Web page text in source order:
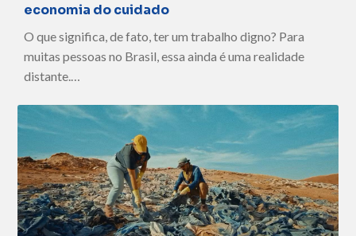
economia do cuidado
O que significa, de fato, ter um trabalho digno? Para
muitas pessoas no Brasil, essa ainda é uma realidade
distante.…